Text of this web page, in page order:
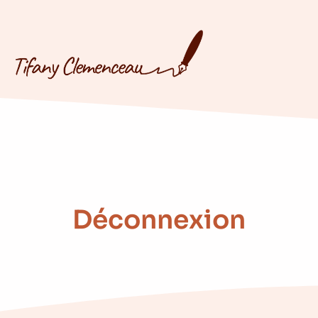
Déconnexion